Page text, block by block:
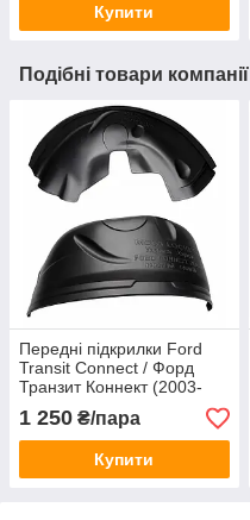
Купити
Подібні товари компанії
Передні підкрилки Ford
Transit Connect / Форд
Транзит Коннект (2003-
2013)
1 250 ₴/пара
Купити